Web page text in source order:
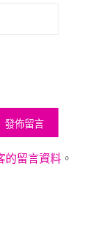
的留言資料 。